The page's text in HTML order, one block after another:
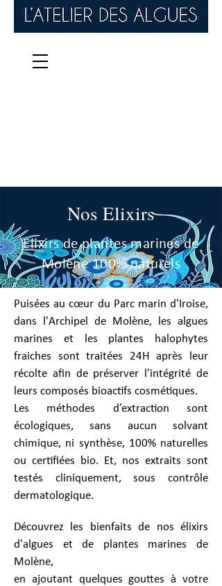
Nos Elixirs
Elixirs de plantes marines de
Molène 100% naturels
Puisées au cœur du Parc marin d'Iroise,
dans l'Archipel de Molène, les algues
marines et les plantes halophytes
fraiches sont traitées 24H après leur
récolte afin de préserver l'intégrité de
leurs composés bioactifs cosmétiques.
Les méthodes d’extraction sont
écologiques, sans aucun solvant
chimique, ni synthèse, 100% naturelles
ou certifiées bio.
Et, nos extraits sont
testés cliniquement, sous contrôle
dermatologique.
Découvrez les bienfaits de nos élixirs
d'algues et de plantes marines de
Molène,
en ajoutant quelques gouttes à votre